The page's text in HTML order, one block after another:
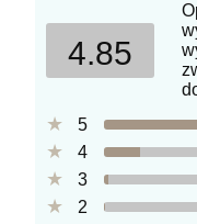
4.85
5
4
3
2